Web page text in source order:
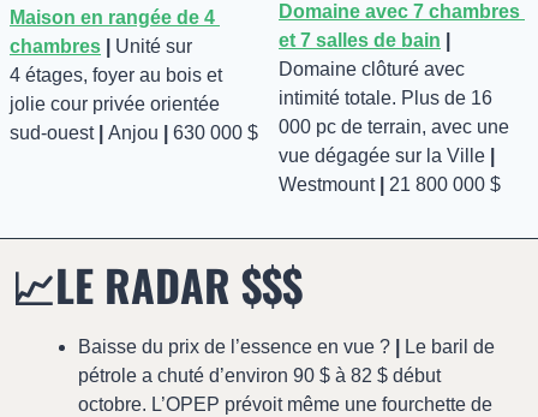
Maison en rangée de 4
chambres
Unité sur
4 étages, foyer au bois et
jolie cour privée orientée
sud-ouest
Anjou 630 000 $
Domaine avec 7 chambres
et 7 salles de bain
Domaine clôturé avec
intimité totale. Plus de 16
000 pc de terrain, avec une
vue dégagée sur la Ville
Westmount
21 800 000 $
📈LE RADAR $$$
Baisse du prix de l’essence en vue ?
Le baril de
pétrole a chuté d’environ 90 $ à 82 $ début
octobre. L’OPEP prévoit même une fourchette de